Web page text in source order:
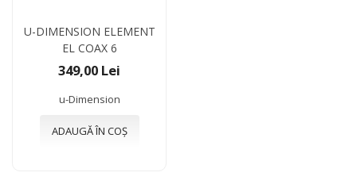
U-DIMENSION ELEMENT
EL COAX 6
349,00 Lei
u-Dimension
ADAUGĂ ÎN COȘ